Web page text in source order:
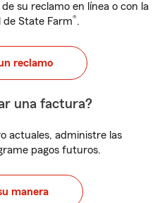
su reclamo en línea o con la
de State Farm®.
reclamo
una factura?
actuales, administre las
pagos futuros.
manera